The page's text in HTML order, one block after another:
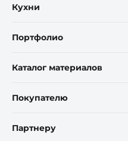
Кухни
Портфолио
Каталог материалов
Покупателю
Партнеру